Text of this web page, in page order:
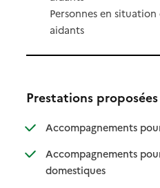
Personnes en
aidants
Prestations proposées
Accompagnements
Accompagnements
domestiques: disponible
: non disponible